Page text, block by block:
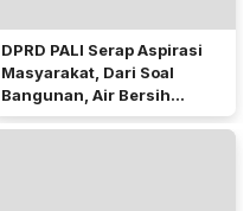
DPRD PALI Serap Aspirasi
Masyarakat, Dari Soal
Bangunan, Air Bersih
Hingga Pergub Seismik